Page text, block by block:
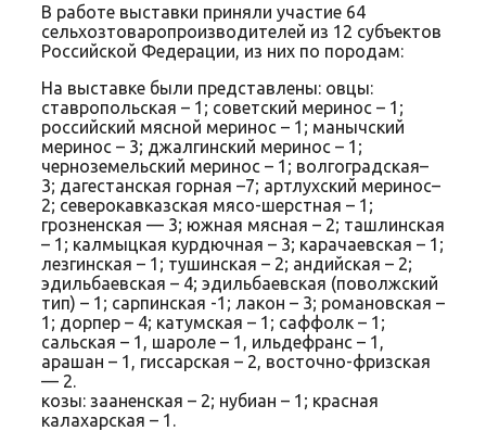
В работе выставки приняли участие 64
сельхозтоваропроизводителей из 12 субъектов
Российской Федерации, из них по породам:
На выставке были представлены: овцы:
ставропольская – 1; советский меринос – 1;
российский мясной меринос – 1; манычский
меринос – 3; джалгинский меринос – 1;
черноземельский меринос – 1; волгоградская–
3; дагестанская горная –7; артлухский меринос–
2; северокавказская мясо-шерстная – 1;
грозненская — 3; южная мясная – 2; ташлинская
– 1; калмыцкая курдючная – 3; карачаевская – 1;
лезгинская – 1; тушинская – 2; андийская – 2;
эдильбаевская – 4; эдильбаевская (поволжский
тип) – 1; сарпинская -1; лакон – 3; романовская –
1; дорпер – 4; катумская – 1; саффолк – 1;
сальская – 1, шароле – 1, ильдефранс – 1,
арашан – 1, гиссарская – 2, восточно-фризская
— 2.
козы: зааненская – 2; нубиан – 1; красная
калахарская – 1.